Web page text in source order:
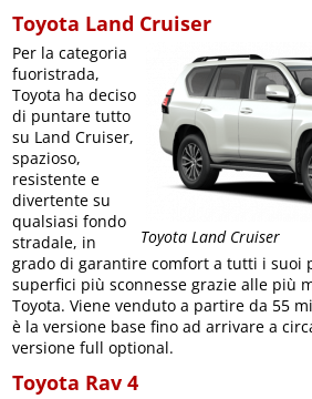
Toyota Land Cruiser
Toyota Land Cruiser
Per la categoria
fuoristrada,
Toyota ha deciso
di puntare tutto
su Land Cruiser,
spazioso,
resistente e
divertente su
qualsiasi fondo
stradale, in
grado di garantire comfort a tutti i suoi
superfici più sconnesse grazie alle più
Toyota. Viene venduto a partire da 55
è la versione base fino ad arrivare a
versione full optional.
Toyota Rav 4